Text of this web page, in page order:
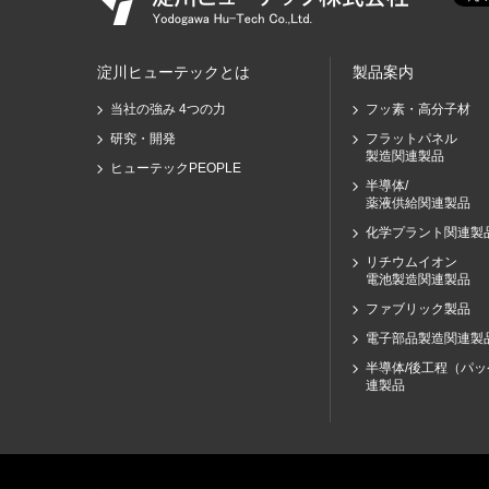
淀川ヒューテックとは
当社の強み 4つの力
研究・開発
ヒューテックPEOPLE
製品案内
フッ素・高分子材
フラットパネル
製造関連製品
半導体/
薬液供給関連製品
化学プラント関連製
リチウムイオン
電池製造関連製品
ファブリック製品
電子部品製造関連製
半導体/後工程（パ
連製品